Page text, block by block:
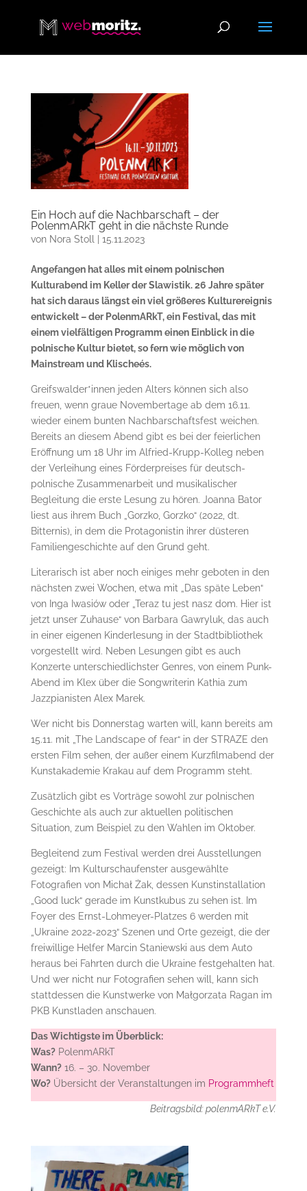
Ein Hoch auf die Nachbarschaft – der
PolenmARkT geht in die nächste Runde
von Nora Stoll| 15.11.2023
Angefangen hat alles mit einem polnischen
Kulturabend im Keller der Slawistik. 26 Jahre später
hat sich daraus längst ein viel größeres Kulturereignis
entwickelt – der PolenmARkT, ein Festival, das mit
einem vielfältigen Programm einen Einblick in die
polnische Kultur bietet, so fern wie möglich von
Mainstream und Klischeés.
Greifswalder*innen jeden Alters können sich also
freuen, wenn graue Novembertage ab dem 16.11.
wieder einem bunten Nachbarschaftsfest weichen.
Bereits an diesem Abend gibt es bei der feierlichen
Eröffnung um 18 Uhr im Alfried-Krupp-Kolleg neben
der Verleihung eines Förderpreises für deutsch-
polnische Zusammenarbeit und musikalischer
Begleitung die erste Lesung zu hören. Joanna Bator
liest aus ihrem Buch „Gorzko, Gorzko“ (2022, dt.
Bitternis), in dem die Protagonistin ihrer düsteren
Familiengeschichte auf den Grund geht.
Literarisch ist aber noch einiges mehr geboten in den
nächsten zwei Wochen, etwa mit „Das späte Leben“
von Inga Iwasiów oder „Teraz tu jest nasz dom. Hier ist
jetzt unser Zuhause“ von Barbara Gawryluk, das auch
in einer eigenen Kinderlesung in der Stadtbibliothek
vorgestellt wird. Neben Lesungen gibt es auch
Konzerte unterschiedlichster Genres, von einem Punk-
Abend im Klex über die Songwriterin Kathia zum
Jazzpianisten Alex Marek.
Wer nicht bis Donnerstag warten will, kann bereits am
15.11. mit „The Landscape of fear“ in der STRAZE den
ersten Film sehen, der außer einem Kurzfilmabend der
Kunstakademie Krakau auf dem Programm steht.
Zusätzlich gibt es Vorträge sowohl zur polnischen
Geschichte als auch zur aktuellen politischen
Situation, zum Beispiel zu den Wahlen im Oktober.
Begleitend zum Festival werden drei Ausstellungen
gezeigt: Im Kulturschaufenster ausgewählte
Fotografien von Michał Żak, dessen Kunstinstallation
„Good luck“ gerade im Kunstkubus zu sehen ist. Im
Foyer des Ernst-Lohmeyer-Platzes 6 werden mit
„Ukraine 2022-2023“ Szenen und Orte gezeigt, die der
freiwillige Helfer Marcin Staniewski aus dem Auto
heraus bei Fahrten durch die Ukraine festgehalten hat.
Und wer nicht nur Fotografien sehen will, kann sich
stattdessen die Kunstwerke von Małgorzata Ragan im
PKB Kunstladen anschauen.
Das Wichtigste im Überblick:
Was?PolenmARkT
Wann?16. – 30. November
Wo?Übersicht der Veranstaltungen im Programmheft
Beitragsbild: polenmARkT e.V.